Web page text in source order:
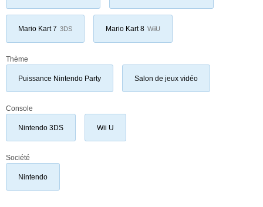
Mario Kart 7 3DS Mario Kart 8 WiiU
Thème
Puissance Nintendo Party Salon de jeux vidéo
Console
Nintendo 3DS Wii U
Société
Nintendo